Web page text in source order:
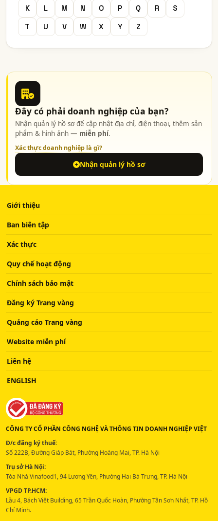
K
L M N O P Q R
S
T
U V W X Y Z
Đây có phải doanh nghiệp của bạn?
Nhận quản lý hồ sơ để cập nhật địa chỉ, điện thoại, thêm sản
phẩm & hình ảnh — miễn phí.
Xác thực doanh nghiệp là gì?
Nhận quản lý hồ sơ
Giới thiệu
Ban biên tập
Xác thực
Quy chế hoạt động
Chính sách bảo mật
Đăng ký Trang vàng
Quảng cáo Trang vàng
Website miễn phí
Liên hệ
ENGLISH
CÔNG TY CỔ PHẦN CÔNG NGHỆ VÀ THÔNG TIN DOANH NGHIỆP VIỆT
Đ/c đăng ký thuế:
Số 222B, Đường Giáp Bát, Phường Hoàng Mai, TP. Hà Nội
Trụ sở Hà Nội:
Tòa Nhà Vinafood1, 94 Lương Yên, Phường Hai Bà Trưng, TP. Hà Nội
VPGD TP.HCM:
Lầu 4, Bách Việt Building, 65 Trần Quốc Hoàn, Phường Tân Sơn Nhất, TP. Hồ
Chí Minh.